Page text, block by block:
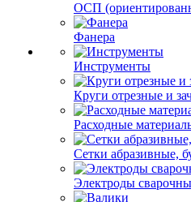
ОСП
Фанера
Инструменты
Круги отрезные и
Расходные
Сетки абразивные,
Электроды